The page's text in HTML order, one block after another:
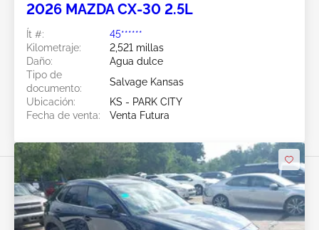
2026 MAZDA CX-30 2.5L
Ít #:
45******
Kilometraje:
2,521 millas
Daño:
Agua dulce
Tipo de
documento:
Salvage Kansas
Ubicación:
KS - PARK CITY
Fecha de venta:
Venta Futura